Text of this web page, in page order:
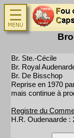
Br. Ste.-Cécile
Br. Royal
Br. De Bisschop
Reprise en 1970
mais continue à
Registre du
H.R. Oudenaarde :